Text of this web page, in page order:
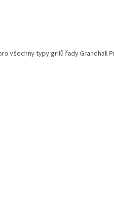
všechny typy grilů řady Grandhall